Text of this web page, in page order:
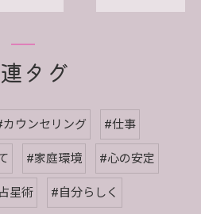
タグ
カウンセリング #仕事
#家庭環境 #心の安定
星術 #自分らしく